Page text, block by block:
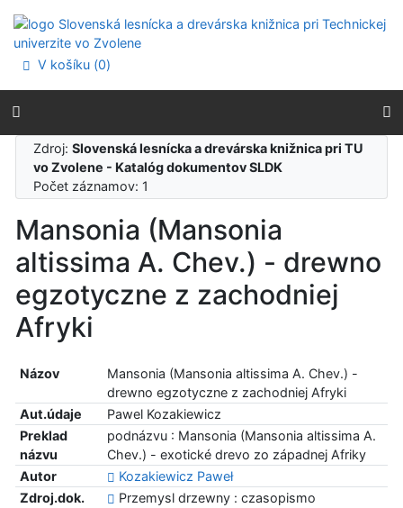
Prejsť na menu
Prehlásenie o webovej prístupnosti
V košíku (0)
Zdroj:Slovenská lesnícka a drevárska knižnica pri TU
vo Zvolene - Katalóg dokumentov SLDK
Počet záznamov: 1
Mansonia (Mansonia
altissima A. Chev.) - drewno
egzotyczne z zachodniej
Afryki
Názov
Mansonia (Mansonia altissima A. Chev.) -
drewno egzotyczne z zachodniej Afryki
Aut.údaje
Pawel Kozakiewicz
Preklad
názvu
podnázvu : Mansonia (Mansonia altissima A.
Chev.) - exotické drevo zo západnej Afriky
Autor
Kozakiewicz Paweł
Zdroj.dok.
Przemysl drzewny : czasopismo